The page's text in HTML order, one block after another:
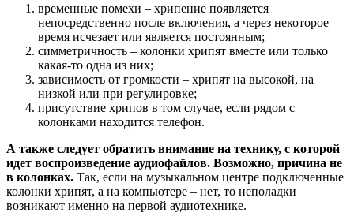
временные помехи – хрипение появляется
непосредственно после включения, а через некоторое
время исчезает или является постоянным;
симметричность – колонки хрипят вместе или только
какая-то одна из них;
зависимость от громкости – хрипят на высокой, на
низкой или при регулировке;
присутствие хрипов в том случае, если рядом с
колонками находится телефон.
А также следует обратить внимание на технику, с которой
идет воспроизведение аудиофайлов. Возможно, причина не
в колонках. Так, если на музыкальном центре подключенные
колонки хрипят, а на компьютере – нет, то неполадки
возникают именно на первой аудиотехнике.